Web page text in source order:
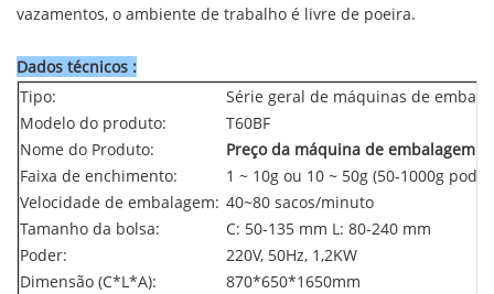
vazamentos, o ambiente de trabalho é livre de poeira.
Dados técnicos :
Tipo:
Série geral de máquinas de
Modelo do produto:
T60BF
Nome do Produto:
Preço da máquina de embalagem
Faixa de enchimento:
1 ~ 10g ou 10 ~ 50g (50-1000g
Velocidade de embalagem: 40~80 sacos/minuto
Tamanho da bolsa:
C: 50-135 mm L: 80-240 mm
Poder:
220V, 50Hz, 1,2KW
Dimensão (C*L*A):
870*650*1650mm